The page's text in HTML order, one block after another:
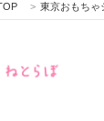
> 東京おもちゃ